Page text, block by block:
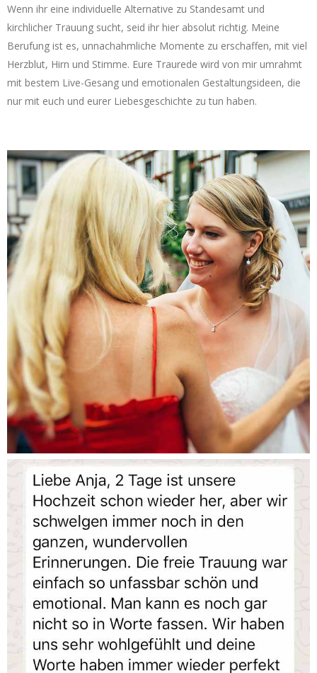
Wenn ihr eine individuelle Alternative zu Standesamt und
kirchlicher Trauung sucht, seid ihr hier absolut richtig. Meine
Berufung ist es, unnachahmliche Momente zu erschaffen, mit viel
Herzblut, Hirn und Stimme. Eure Traurede wird von mir umrahmt
mit bestem Live-Gesang und emotionalen Gestaltungsideen, die
nur mit euch und eurer Liebesgeschichte zu tun haben.